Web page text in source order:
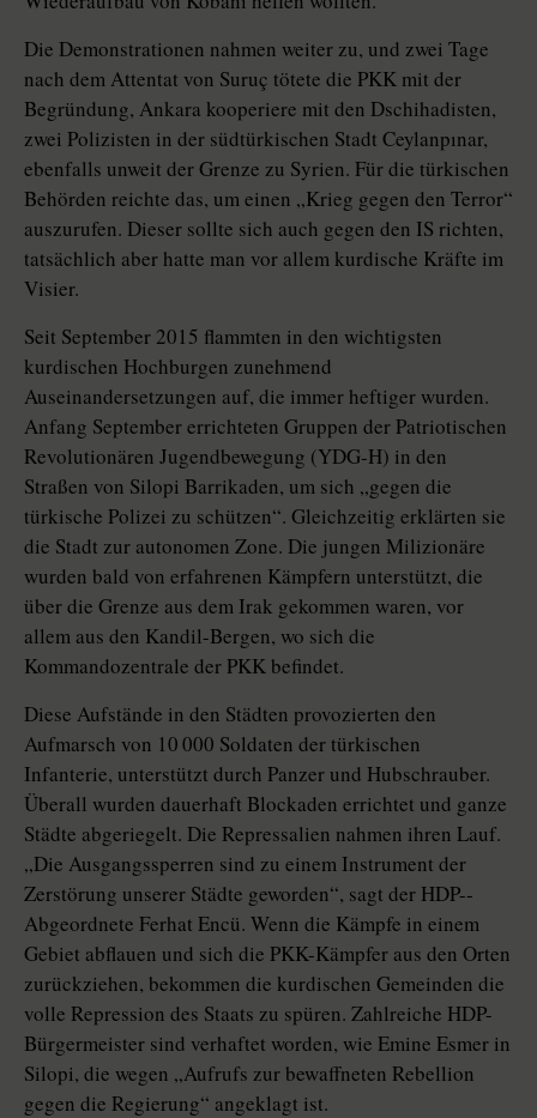
Die Demonstrationen nahmen weiter zu, und zwei Tage
nach dem Attentat von Suruç tötete die PKK mit der
Begründung, Ankara kooperiere mit den Dschihadisten,
zwei Polizisten in der südtürkischen Stadt Ceylanpınar,
ebenfalls unweit der Grenze zu Syrien. Für die türkischen
Behörden reichte das, um einen „Krieg gegen den ­Terror“
auszurufen. Dieser sollte sich auch gegen den IS richten,
tatsächlich aber hatte man vor allem kurdische Kräfte im
Visier.
Seit September 2015 flammten in den wichtigsten
kurdischen Hochburgen zunehmend
Auseinandersetzungen auf, die immer heftiger wurden.
Anfang September errichteten Gruppen der Patriotischen
Revolutionären Jugendbewegung (YDG-H) in den
Straßen von Si­lo­pi Barrikaden, um sich „gegen die
türkische Polizei zu schützen“. Gleichzeitig erklärten sie
die Stadt zur autonomen Zone. Die jungen Milizionäre
wurden bald von erfahrenen Kämpfern unterstützt, die
über die Grenze aus dem Irak gekommen waren, vor
allem aus den Kandil-Bergen, wo sich die
Kommandozentrale der PKK befindet.
Diese Aufstände in den Städten provozierten den
Aufmarsch von 10 000 Soldaten der türkischen
Infanterie, unterstützt durch Panzer und Hubschrauber.
Überall wurden dauerhaft Blockaden errichtet und ganze
Städte abgeriegelt. Die Repressalien nahmen ihren Lauf.
„Die Ausgangssperren sind zu einem Instrument der
Zerstörung unserer Städte geworden“, sagt der HDP-­
Abgeordnete Ferhat Encü. Wenn die Kämpfe in einem
Gebiet abflauen und sich die PKK-Kämpfer aus den Orten
zurückziehen, bekommen die kurdischen Gemeinden die
volle Repres­sion des Staats zu spüren. Zahlreiche HDP-
Bürgermeister sind verhaftet worden, wie Emine Esmer in
Silopi, die wegen „Aufrufs zur bewaffneten Rebellion
gegen die Regierung“ angeklagt ist.